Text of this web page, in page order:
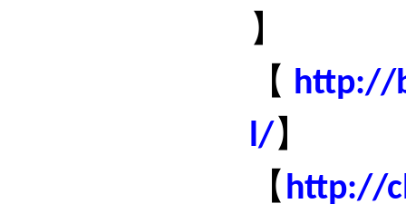
】
【 http://
l/】
【http://